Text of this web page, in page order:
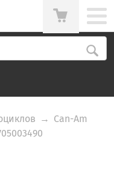
→ Can-Am